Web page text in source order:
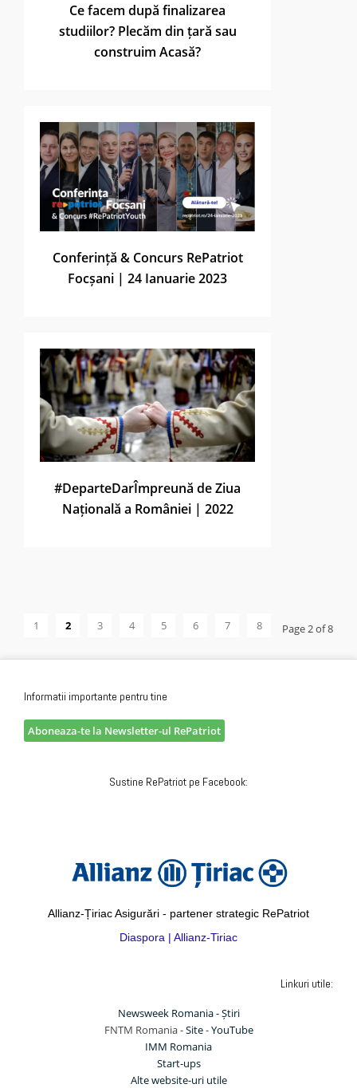
Ce facem după finalizarea
studiilor? Plecăm din țară sau
construim Acasă?
Conferință & Concurs RePatriot
Focșani | 24 Ianuarie 2023
#DeparteDarÎmpreună de Ziua
Națională a României | 2022
1 2 3 4 5 6 7 8 Page 2 of 8
Informatii importante pentru tine
Aboneaza-te la Newsletter-ul RePatriot
Sustine RePatriot pe Facebook:
Allianz-Țiriac Asigurări - partener strategic RePatriot
Diaspora | Allianz-Tiriac
Linkuri utile:
Newsweek Romania - Știri
FNTM Romania -Site-YouTube
IMM Romania
Start-ups
Alte website-uri utile